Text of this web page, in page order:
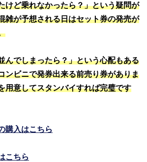
けど乗れなかったら？」という疑問が
雑が予想される日はセット券の発売が
んでしまったら？」という心配もある
ンビニで発券出来る前売り券がありま
用意してスタンバイすれば完璧です
購入はこちら
こちら